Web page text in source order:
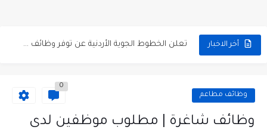
أخر الاخبار تعلن الخطوط الجوية الأردنية عن توفر وظائف شاغرة لمضيفي طيران
مطلوب عامل نظافة عدد 2 بدوام كامل او جزئي في... وظائف مطاعم
0
وظائف شاغرة | مطلوب موظفين لدى